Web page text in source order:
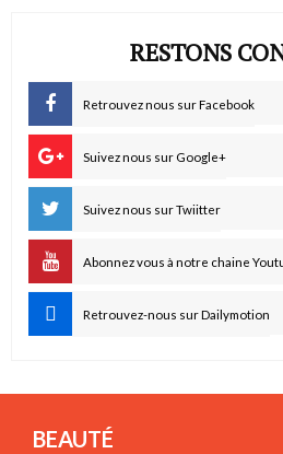
RESTONS
Retrouvez nous sur Facebook
Suivez nous sur Google+
Suivez nous sur Twiitter
Abonnez vous à notre chaine
Retrouvez-nous sur Dailymotion
BEAUTÉ